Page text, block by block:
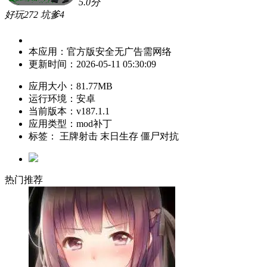
好玩272 坑爹4
本应用： 官方版安全无广告需网络
更新时间： 2026-05-11 05:30:09
应用大小： 81.77MB
运行环境： 安卓
当前版本： v187.1.1
应用类型：mod补丁
标签： 王牌射击 末日生存 僵尸对抗
热门推荐